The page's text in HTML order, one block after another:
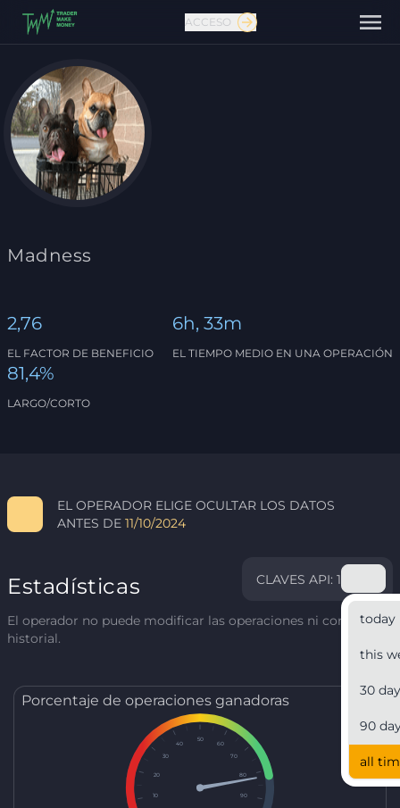
Contáctanos
ACCESO
Madness
2,76
EL FACTOR DE BENEFICIO
6h, 33m
EL TIEMPO MEDIO EN UNA OPERACIÓN
81,4%
LARGO/CORTO
EL OPERADOR ELIGE OCULTAR LOS DATOS
ANTES DE 11/10/2024
Estadísticas CLAVES API: 1
today
this
30
90
all
El operador no puede modificar las operaciones ni corregir el
historial.
Porcentaje de operaciones ganadoras
10
20
30
40
50
60
70
80
90